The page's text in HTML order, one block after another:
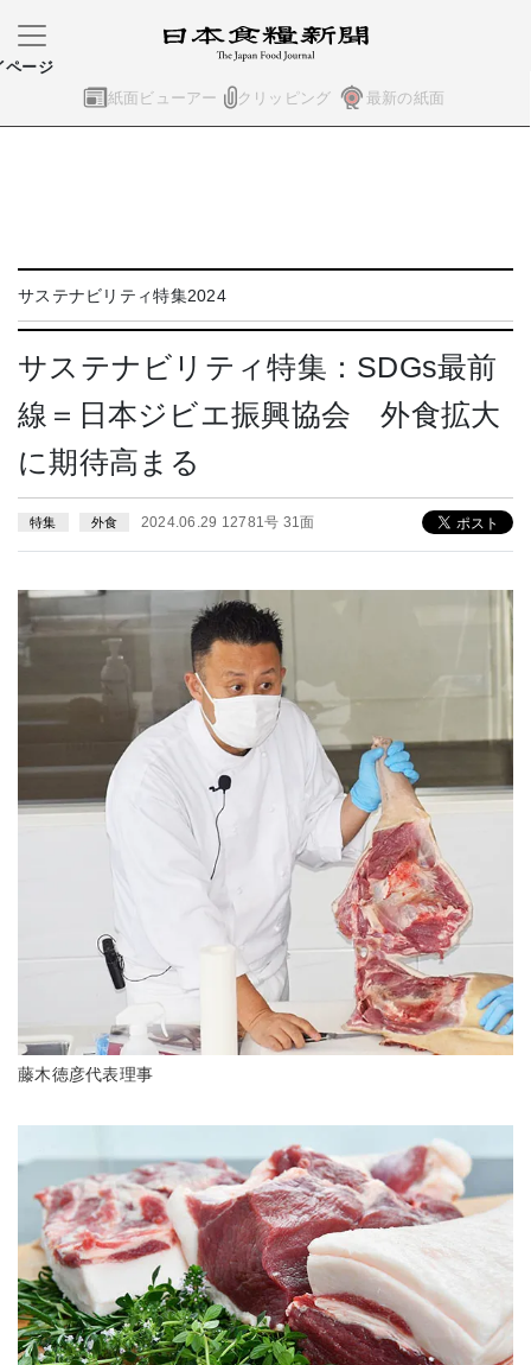
紙面ビューアー クリッピング 最新の紙面
ページ
サステナビリティ特集2024
サステナビリティ特集：SDGs最前
線＝日本ジビエ振興協会 外食拡大
に期待高まる
特集 外食 2024.06.29 12781号 31面
藤木徳彦代表理事